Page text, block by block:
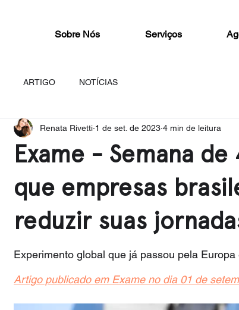
Sobre Nós Serviços
ARTIGO NOTÍCIAS
Exame - Semana
que empresas
reduzir suas
Renata Rivetti 1 de set. de 2023 4 min de leitura
Experimento global que já passou pela
Artigo publicado em Exame no dia 01 de